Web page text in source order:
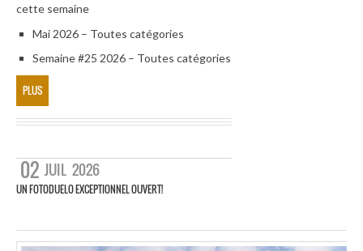
cette semaine
Mai 2026 – Toutes catégories
Semaine #25 2026 – Toutes catégories
PLUS
02 JUIL 2026
UN FOTODUELO EXCEPTIONNEL OUVERT!